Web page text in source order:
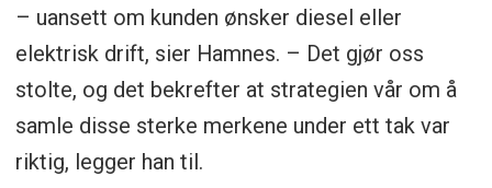
– uansett om kunden ønsker diesel eller
elektrisk drift, sier Hamnes. – Det gjør oss
stolte, og det bekrefter at strategien vår om å
samle disse sterke merkene under ett tak var
riktig, legger han til.